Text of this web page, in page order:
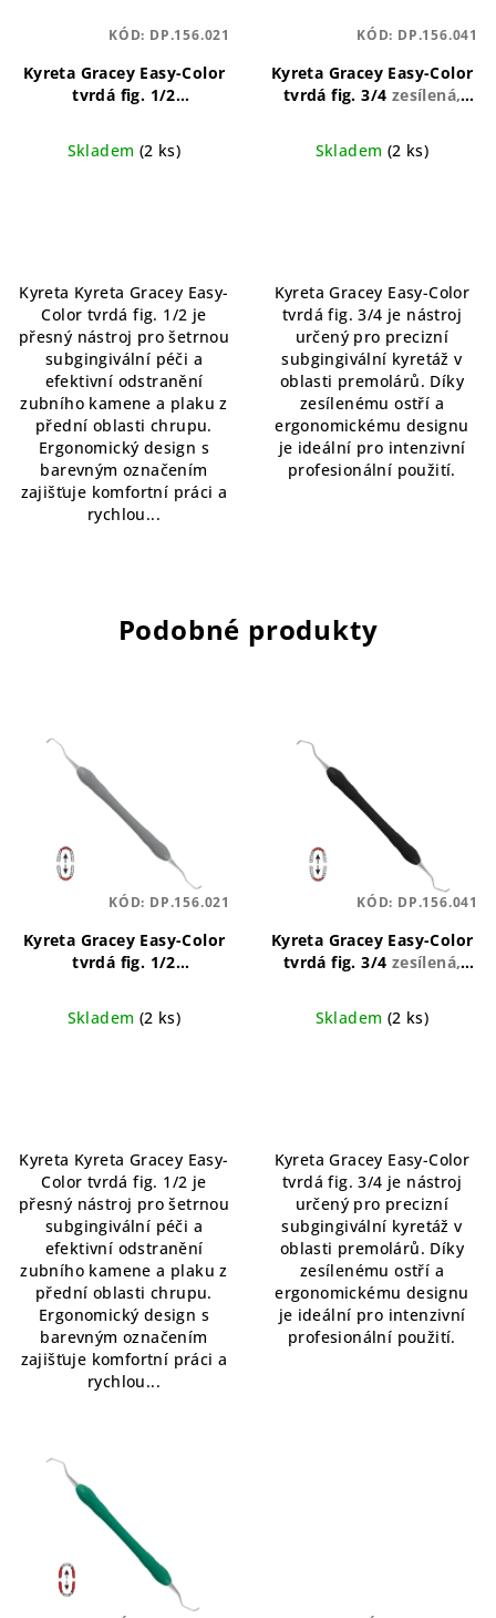
Kyreta Gracey Easy-Color
tvrdá fig. 1/2
označený, přesný
Skladem (2 ks)
Kyreta Kyreta Gracey Easy-
Color tvrdá fig. 1/2 je
přesný nástroj pro šetrnou
subgingivální péči a
efektivní odstranění
zubního kamene a plaku z
přední oblasti chrupu.
Ergonomický design s
barevným označením
zajišťuje komfortní práci a
rychlou...
KÓD: DP.156.021
Kyreta Gracey Easy-Color
tvrdá fig. 3/4 zesílená,
tvarovaná
Skladem (2 ks)
Kyreta Gracey Easy-Color
tvrdá fig. 3/4 je nástroj
určený pro precizní
subgingivální kyretáž v
oblasti premolárů. Díky
zesílenému ostří a
ergonomickému designu
je ideální pro intenzivní
profesionální použití.
KÓD: DP.156.041
Podobné produkty
Kyreta Gracey Easy-Color
tvrdá fig. 1/2
označený, přesný
Skladem (2 ks)
Kyreta Kyreta Gracey Easy-
Color tvrdá fig. 1/2 je
přesný nástroj pro šetrnou
subgingivální péči a
efektivní odstranění
zubního kamene a plaku z
přední oblasti chrupu.
Ergonomický design s
barevným označením
zajišťuje komfortní práci a
rychlou...
KÓD: DP.156.021
Kyreta Gracey Easy-Color
tvrdá fig. 3/4 zesílená,
tvarovaná
Skladem (2 ks)
Kyreta Gracey Easy-Color
tvrdá fig. 3/4 je nástroj
určený pro precizní
subgingivální kyretáž v
oblasti premolárů. Díky
zesílenému ostří a
ergonomickému designu
je ideální pro intenzivní
profesionální použití.
KÓD: DP.156.041